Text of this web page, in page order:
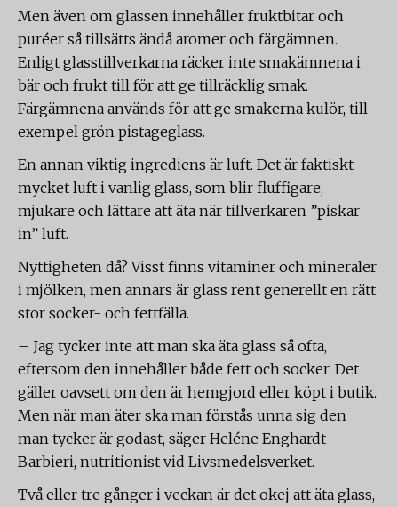
Men även om glassen innehåller fruktbitar och
puréer så tillsätts ändå aromer och färgämnen.
Enligt glasstillverkarna räcker inte smakämnena i
bär och frukt till för att ge tillräcklig smak.
Färgämnena används för att ge smakerna kulör, till
exempel grön pistageglass.
En annan viktig ingrediens är luft. Det är faktiskt
mycket luft i vanlig glass, som blir fluffigare,
mjukare och lättare att äta när tillverkaren ”piskar
in” luft.
Nyttigheten då? Visst finns vitaminer och mineraler
i mjölken, men annars är glass rent generellt en rätt
stor socker- och fettfälla.
– Jag tycker inte att man ska äta glass så ofta,
eftersom den innehåller både fett och socker. Det
gäller oavsett om den är hemgjord eller köpt i butik.
Men när man äter ska man förstås unna sig den
man tycker är godast, säger Heléne Enghardt
Barbieri, nutritionist vid Livsmedelsverket.
Två eller tre gånger i veckan är det okej att äta glass,